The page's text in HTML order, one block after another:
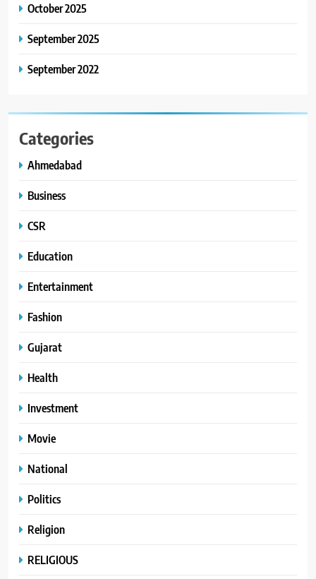
October 2025
September 2025
September 2022
Categories
Ahmedabad
Business
CSR
Education
Entertainment
Fashion
Gujarat
Health
Investment
Movie
National
Politics
Religion
RELIGIOUS